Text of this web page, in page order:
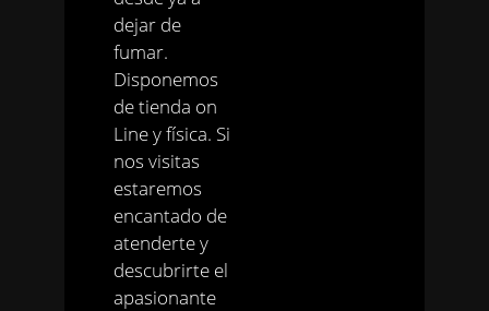
dejar de
fumar.
Disponemos
de tienda on
Line y física. Si
nos visitas
estaremos
encantado de
atenderte y
descubrirte el
apasionante